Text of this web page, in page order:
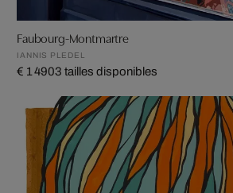
Faubourg-Montmartre
IANNIS PLEDEL
€ 1 4903 tailles disponibles